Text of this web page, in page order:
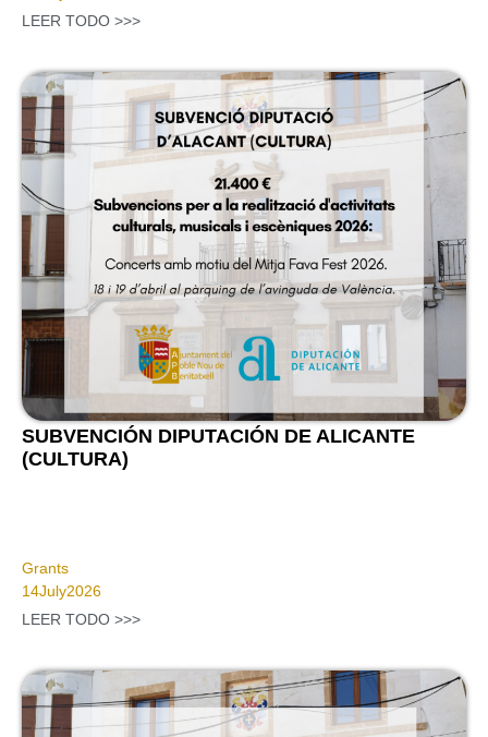
LEER TODO >>>
SUBVENCIÓN DIPUTACIÓN DE ALICANTE
(CULTURA)
Grants
14July2026
LEER TODO >>>